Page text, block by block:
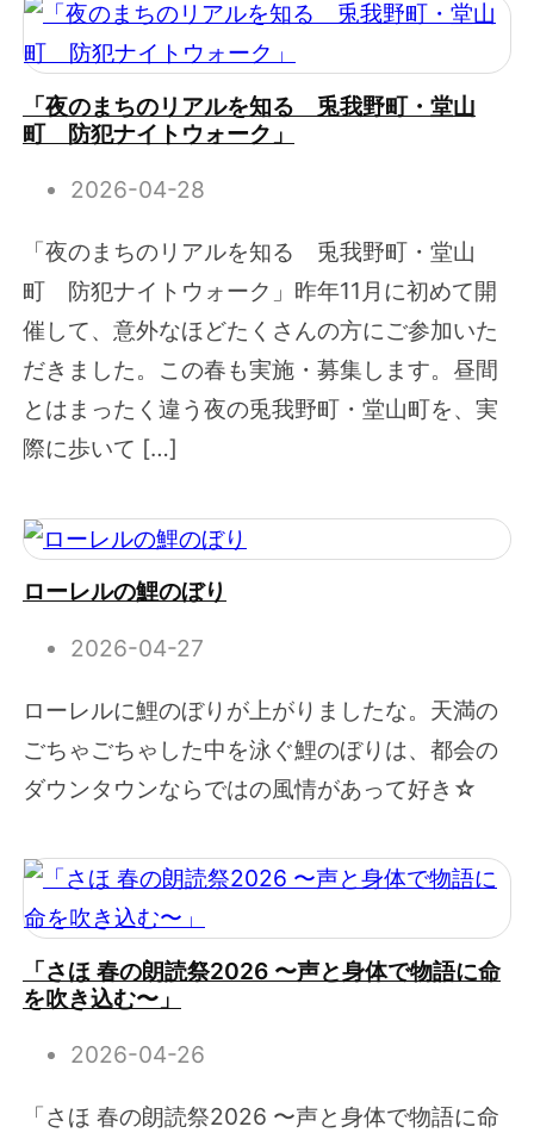
「夜のまちのリアルを知る 兎我野町・堂山
町 防犯ナイトウォーク」
2026-04-28
「夜のまちのリアルを知る 兎我野町・堂山
町 防犯ナイトウォーク」昨年11月に初めて開
催して、意外なほどたくさんの方にご参加いた
だきました。この春も実施・募集します。昼間
とはまったく違う夜の兎我野町・堂山町を、実
際に歩いて […]
ローレルの鯉のぼり
2026-04-27
ローレルに鯉のぼりが上がりましたな。天満の
ごちゃごちゃした中を泳ぐ鯉のぼりは、都会の
ダウンタウンならではの風情があって好き☆
「さほ 春の朗読祭2026 〜声と身体で物語に命
を吹き込む〜」
2026-04-26
「さほ 春の朗読祭2026 〜声と身体で物語に命